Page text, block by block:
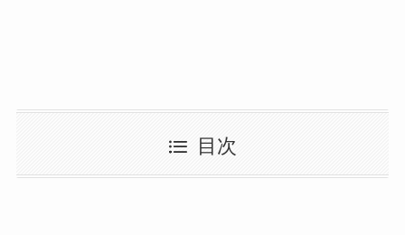
目次